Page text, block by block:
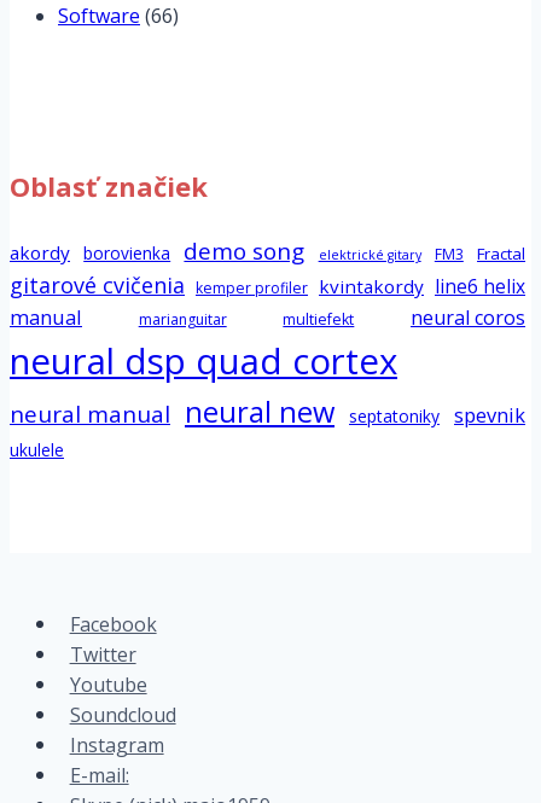
Software (66)
Oblasť značiek
akordy borovienka demo song elektrické gitary FM3 Fractal
gitarové cvičenia kemper profiler kvintakordy line6 helix
manual marianguitar multiefekt neural coros
neural dsp quad cortex
neural manual neural new septatoniky spevnik
ukulele
Facebook
Twitter
Youtube
Soundcloud
Instagram
E-mail: